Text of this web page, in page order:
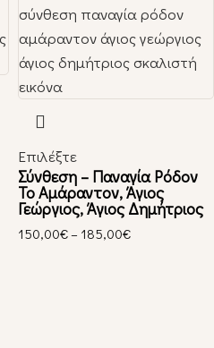
Επιλέξτε
Σύνθεση – Παναγία Ρόδον
Το Αμάραντον, Άγιος
Γεώργιος, Άγιος Δημήτριος
150,00€– 185,00€